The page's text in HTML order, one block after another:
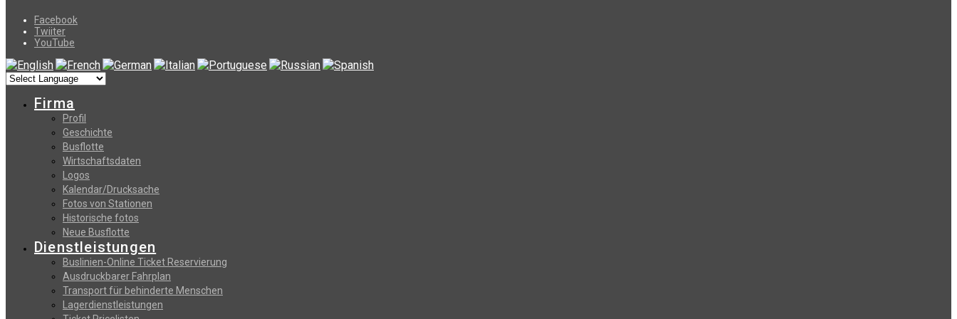
Facebook
Twiiter
YouTube
Firma
Profil
Geschichte
Busflotte
Wirtschaftsdaten
Logos
Kalendar/Drucksache
Fotos von Stationen
Historische fotos
Neue Busflotte
Dienstleistungen
Buslinien-Online Ticket Reservierung
Αusdruckbarer Fahrplan
Transport für behinderte Menschen
Lagerdienstleistungen